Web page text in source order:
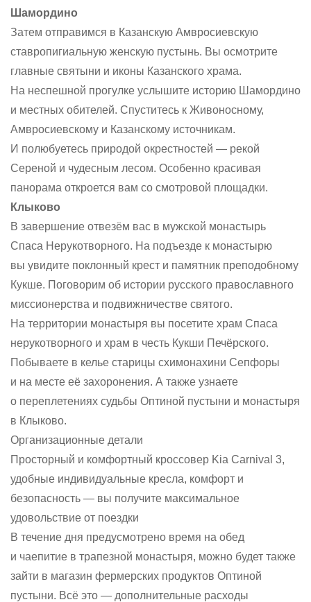
Шамордино
Затем отправимся в Казанскую Амвросиевскую
ставропигиальную женскую пустынь. Вы осмотрите
главные святыни и иконы Казанского храма.
На неспешной прогулке услышите историю Шамордино
и местных обителей. Спуститесь к Живоносному,
Амвросиевскому и Казанскому источникам.
И полюбуетесь природой окрестностей — рекой
Сереной и чудесным лесом. Особенно красивая
панорама откроется вам со смотровой площадки.
Клыково
В завершение отвезём вас в мужской монастырь
Спаса Нерукотворного. На подъезде к монастырю
вы увидите поклонный крест и памятник преподобному
Кукше. Поговорим об истории русского православного
миссионерства и подвижничестве святого.
На территории монастыря вы посетите храм Спаса
нерукотворного и храм в честь Кукши Печёрского.
Побываете в келье старицы схимонахини Сепфоры
и на месте её захоронения. А также узнаете
о переплетениях судьбы Оптиной пустыни и монастыря
в Клыково.
Организационные детали
Просторный и комфортный кроссовер Kia Carnival 3,
удобные индивидуальные кресла, комфорт и
безопасность — вы получите максимальное
удовольствие от поездки
В течение дня предусмотрено время на обед
и чаепитие в трапезной монастыря, можно будет также
зайти в магазин фермерских продуктов Оптиной
пустыни. Всё это — дополнительные расходы